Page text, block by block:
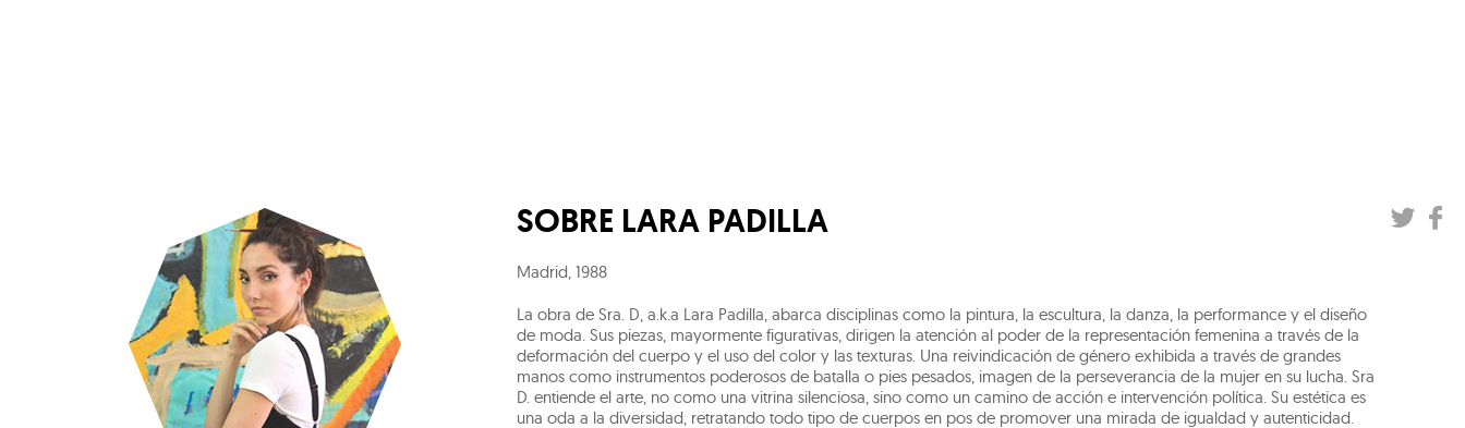
SOBRE LARA PADILLA
Madrid, 1988
La obra de Sra. D, a.k.a Lara Padilla, abarca disciplinas como la pintura, la escultura, la danza, la performance y el diseño
de moda. Sus piezas, mayormente figurativas, dirigen la atención al poder de la representación femenina a través de la
deformación del cuerpo y el uso del color y las texturas. Una reivindicación de género exhibida a través de grandes
manos como instrumentos poderosos de batalla o pies pesados, imagen de la perseverancia de la mujer en su lucha. Sra
D. entiende el arte, no como una vitrina silenciosa, sino como un camino de acción e intervención política. Su estética es
una oda a la diversidad, retratando todo tipo de cuerpos en pos de promover una mirada de igualdad y autenticidad.